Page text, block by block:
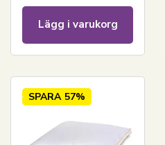
Lägg i varukorg
SPARA 57%